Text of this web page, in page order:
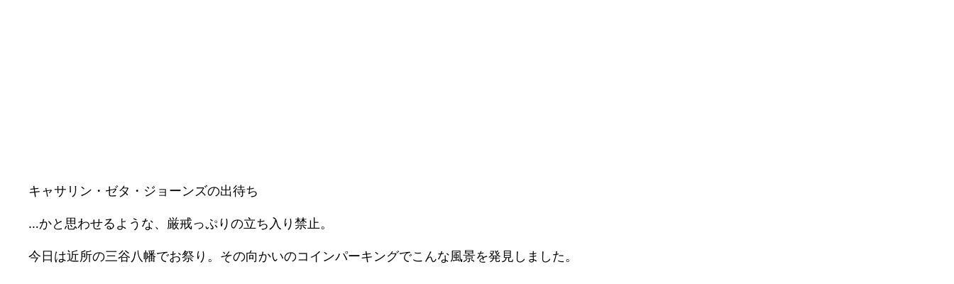
キャサリン・ゼタ・ジョーンズの出待ち
…かと思わせるような、厳戒っぷりの立ち入り禁止。
今日は近所の三谷八幡でお祭り。その向かいのコインパーキングでこんな風景を発見しました。